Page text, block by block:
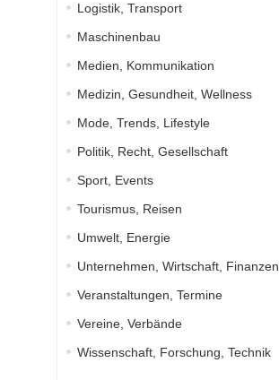
Logistik, Transport
Maschinenbau
Medien, Kommunikation
Medizin, Gesundheit, Wellness
Mode, Trends, Lifestyle
Politik, Recht, Gesellschaft
Sport, Events
Tourismus, Reisen
Umwelt, Energie
Unternehmen, Wirtschaft, Finanzen
Veranstaltungen, Termine
Vereine, Verbände
Wissenschaft, Forschung, Technik